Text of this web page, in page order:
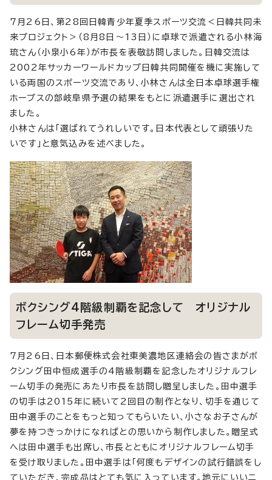
7月26日、第28回日韓青少年夏季スポーツ交流＜日韓共同未
来プロジェクト＞（8月8日～13日）に卓球で派遣される小林海
琉さん（小泉小6年）が市長を表敬訪問しました。日韓交流は
2002年サッカーワールドカップ日韓共同開催を機に実施して
いる両国のスポーツ交流であり、小林さんは全日本卓球選手権
ホープスの部岐阜県予選の結果をもとに派遣選手に選出され
ました。
小林さんは「選ばれてうれしいです。日本代表として頑張りた
いです」と意気込みを述べました。
ボクシング4階級制覇を記念して オリジナル
フレーム切手発売
7月26日、日本郵便株式会社東美濃地区連絡会の皆さまがボ
クシング田中恒成選手の4階級制覇を記念したオリジナルフレ
ーム切手の発売にあたり市長を訪問し贈呈しました。田中選手
の切手は2015年に続いて2回目の制作となり、切手を通じて
田中選手のことをもっと知ってもらいたい、小さなお子さんが
夢を持つきっかけになればとの思いから制作しました。贈呈式
へは田中選手も出席し、市長とともにオリジナルフレーム切手
を受け取りました。田中選手は「何度もデザインの試行錯誤をし
ていただき、完成品はとても気に入っています。地元にいいニ